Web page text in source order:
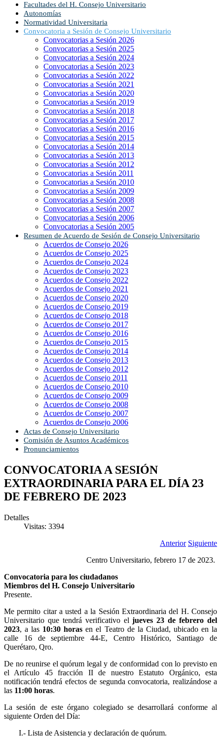
Facultades del H. Consejo Universitario
Autonomías
Normatividad Universitaria
Convocatoria a Sesión de Consejo Universitario
Convocatorias a Sesión 2026
Convocatorias a Sesión 2025
Convocatorias a Sesión 2024
Convocatorias a Sesión 2023
Convocatorias a Sesión 2022
Convocatorias a Sesión 2021
Convocatorias a Sesión 2020
Convocatorias a Sesión 2019
Convocatorias a Sesión 2018
Convocatorias a Sesión 2017
Convocatorias a Sesión 2016
Convocatorias a Sesión 2015
Convocatorias a Sesión 2014
Convocatorias a Sesión 2013
Convocatorias a Sesión 2012
Convocatorias a Sesión 2011
Convocatorias a Sesión 2010
Convocatorias a Sesión 2009
Convocatorias a Sesión 2008
Convocatorias a Sesión 2007
Convocatorias a Sesión 2006
Convocatorias a Sesión 2005
Resumen de Acuerdo de Sesión de Consejo Universitario
Acuerdos de Consejo 2026
Acuerdos de Consejo 2025
Acuerdos de Consejo 2024
Acuerdos de Consejo 2023
Acuerdos de Consejo 2022
Acuerdos de Consejo 2021
Acuerdos de Consejo 2020
Acuerdos de Consejo 2019
Acuerdos de Consejo 2018
Acuerdos de Consejo 2017
Acuerdos de Consejo 2016
Acuerdos de Consejo 2015
Acuerdos de Consejo 2014
Acuerdos de Consejo 2013
Acuerdos de Consejo 2012
Acuerdos de Consejo 2011
Acuerdos de Consejo 2010
Acuerdos de Consejo 2009
Acuerdos de Consejo 2008
Acuerdos de Consejo 2007
Acuerdos de Consejo 2006
Actas de Consejo Universitario
Comisión de Asuntos Académicos
Pronunciamientos
CONVOCATORIA A SESIÓN
EXTRAORDINARIA PARA EL DÍA 23
DE FEBRERO DE 2023
Detalles
Visitas: 3394
Anterior Siguiente
Centro Universitario, febrero 17 de 2023.
Convocatoria para los ciudadanos
Miembros del H. Consejo Universitario
Presente.
Me permito citar a usted a la Sesión Extraordinaria del H. Consejo
Universitario que tendrá verificativo eljueves 23 de febrero del
2023, a las 10:30 horas en el Teatro de la Ciudad, ubicado en la
calle 16 de septiembre 44-E, Centro Histórico, Santiago de
Querétaro, Qro.
De no reunirse el quórum legal y de conformidad con lo previsto en
el Artículo 45 fracción II de nuestro Estatuto Orgánico, esta
notificación tendrá efectos de segunda convocatoria, realizándose a
las 11:00 horas.
La sesión de este órgano colegiado se desarrollará conforme al
siguiente Orden del Día:
I.- Lista de Asistencia y declaración de quórum.